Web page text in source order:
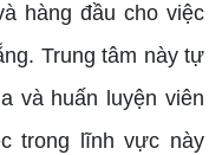
hàng đầu cho việc
Trung tâm này tự
và huấn luyện viên
trong lĩnh vực này